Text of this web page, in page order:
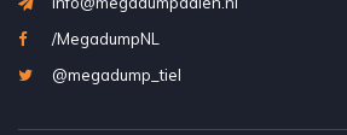
/MegadumpNL
@megadump_tiel